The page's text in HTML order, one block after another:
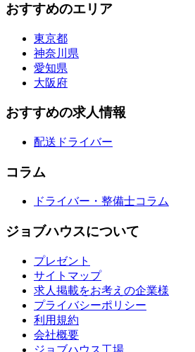
おすすめのエリア
東京都
神奈川県
愛知県
大阪府
おすすめの求人情報
配送ドライバー
コラム
ドライバー・整備士コラム
ジョブハウスについて
プレゼント
サイトマップ
求人掲載をお考えの企業様
プライバシーポリシー
利用規約
会社概要
ジョブハウス工場